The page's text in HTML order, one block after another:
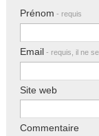
Prénom - requis
Email - requis, il ne
Site web
Commentaire